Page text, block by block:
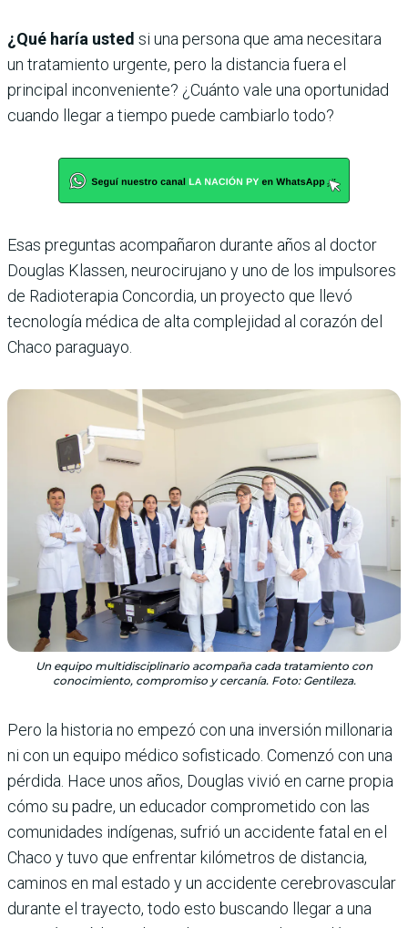
¿Qué haría usted si una persona que ama necesitara
un tratamiento urgente, pero la distancia fuera el
principal inconveniente? ¿Cuánto vale una oportunidad
cuando llegar a tiempo puede cambiarlo todo?
Esas preguntas acompañaron durante años al doctor
Douglas Klassen, neurocirujano y uno de los impulsores
de Radioterapia Concordia, un proyecto que llevó
tecnología médica de alta complejidad al corazón del
Chaco paraguayo.
Un equipo multidisciplinario acompaña cada tratamiento con
conocimiento, compromiso y cercanía. Foto: Gentileza.
Pero la historia no empezó con una inversión millonaria
ni con un equipo médico sofisticado. Comenzó con una
pérdida. Hace unos años, Douglas vivió en carne propia
cómo su padre, un educador comprometido con las
comunidades indígenas, sufrió un accidente fatal en el
Chaco y tuvo que enfrentar kilómetros de distancia,
caminos en mal estado y un accidente cerebrovascular
durante el trayecto, todo esto buscando llegar a una